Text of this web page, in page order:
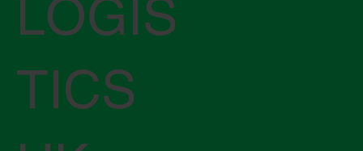
LOGIS
TICS